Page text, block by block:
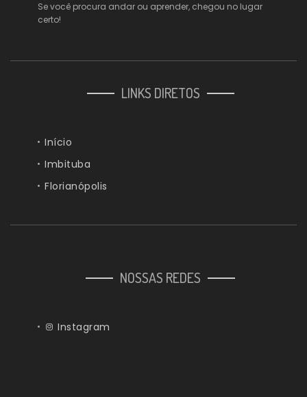
Se você procura andar ou aprender, chegou no lugar
certo!
LINKS DIRETOS
Início
Imbituba
Florianópolis
NOSSAS REDES
Instagram